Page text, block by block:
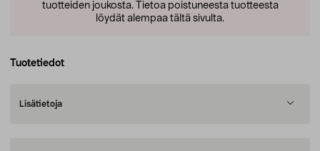
tuotteiden joukosta. Tietoa poistuneesta tuotteesta
löydät alempaa tältä sivulta.
Tuotetiedot
Lisätietoja